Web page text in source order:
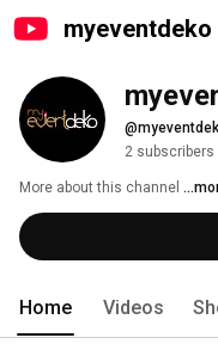
myeventdeko
2 subscribers
More about this channel
Home Videos